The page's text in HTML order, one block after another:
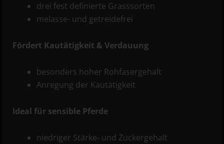
drei fest definierte Grasssorten
melasse- und getreidefrei
Fördert Kautätigkeit & Verdauung
besonders hoher Rohfasergehalt
Anregung der Kautätigkeit
Ideal für sensible Pferde
niedriger Stärke- und Zuckergehalt